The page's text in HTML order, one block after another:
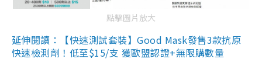
點擊圖片放大
延伸閱讀：【快速測試套裝】Good Mask發售3款抗原
快速檢測劑！低至$15/支 獲歐盟認證+無限購數量